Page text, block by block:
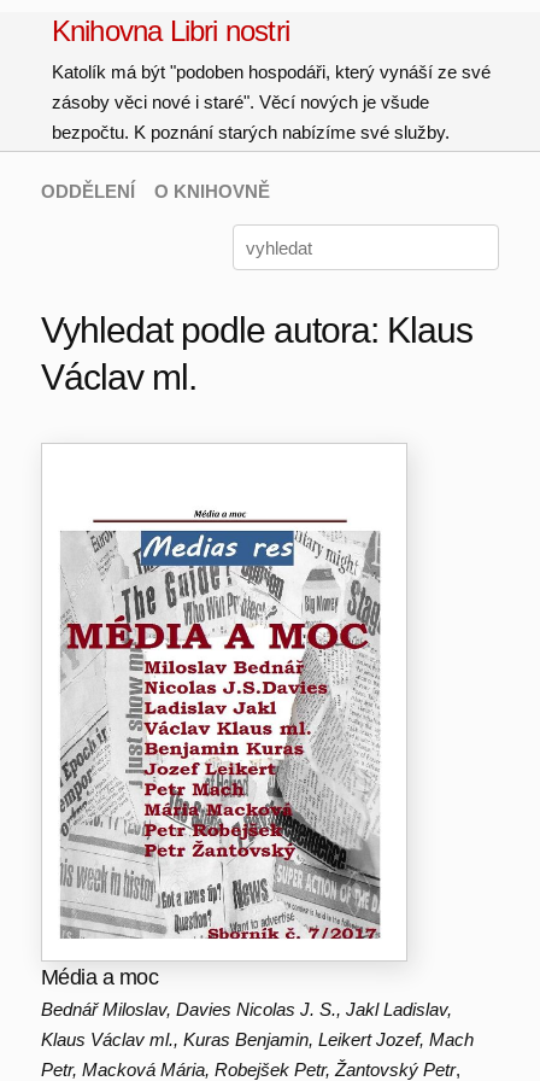
Knihovna Libri nostri
Katolík má být "podoben hospodáři, který vynáší ze své
zásoby věci nové i staré". Věcí nových je všude
bezpočtu. K poznání starých nabízíme své služby.
ODDĚLENÍ O KNIHOVNĚ
Vyhledat podle autora: Klaus
Václav ml.
Média a moc
Bednář Miloslav, Davies Nicolas J. S., Jakl Ladislav,
Klaus Václav ml., Kuras Benjamin, Leikert Jozef, Mach
Petr, Macková Mária, Robejšek Petr, Žantovský Petr,